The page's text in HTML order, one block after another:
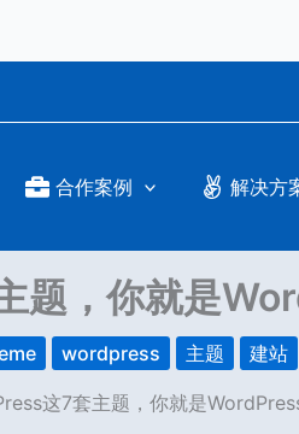
合作案例 解决方
题，你就是
wordpress 主题 建站
这7套主题，你就是